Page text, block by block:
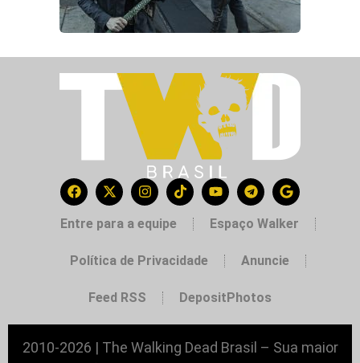
Entre para a equipe Espaço Walker
Política de Privacidade Anuncie
Feed RSS DepositPhotos
2010-2026 | The Walking Dead Brasil – Sua maior